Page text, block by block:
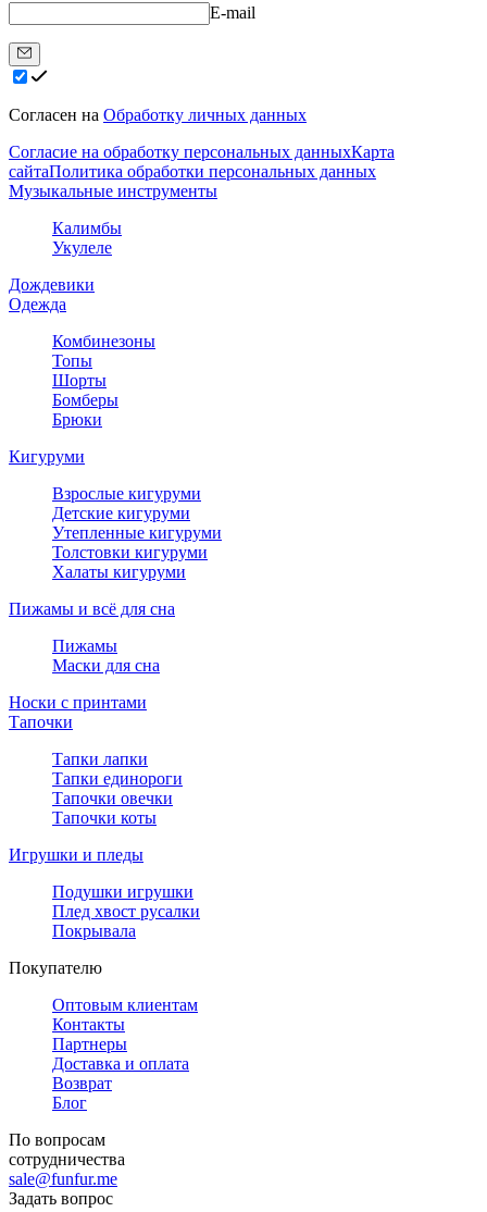
E-mail
Согласен на Обработку личных данных
Согласие на обработку персональных данныхКарта
сайтаПолитика обработки персональных данных
Музыкальные инструменты
Калимбы
Укулеле
Дождевики
Одежда
Комбинезоны
Топы
Шорты
Бомберы
Брюки
Кигуруми
Взрослые кигуруми
Детские кигуруми
Утепленные кигуруми
Толстовки кигуруми
Халаты кигуруми
Пижамы и всё для сна
Пижамы
Маски для сна
Носки с принтами
Тапочки
Тапки лапки
Тапки единороги
Тапочки овечки
Тапочки коты
Игрушки и пледы
Подушки игрушки
Плед хвост русалки
Покрывала
Покупателю
Оптовым клиентам
Контакты
Партнеры
Доставка и оплата
Возврат
Блог
По вопросам
сотрудничества
sale@funfur.me
Задать вопрос